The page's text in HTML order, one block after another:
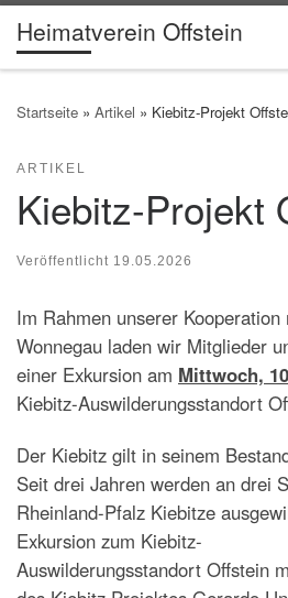
Zum Inhalt springen
Heimatverein Offstein
Startseite » Artikel » Kiebitz-Projekt
ARTIKEL
Kiebitz-Projekt
Veröffentlicht 19.05.2026
Im Rahmen unserer
Wonnegau laden wir Mitglieder
einer Exkursion am Mittwoch,
Kiebitz-Auswilderungsstandort
Der Kiebitz gilt in seinem
Seit drei Jahren werden an drei
Rheinland-Pfalz Kiebitze
Exkursion zum Kiebitz-
Auswilderungsstandort Offstein